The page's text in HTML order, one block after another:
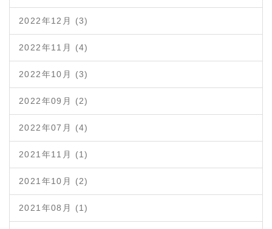
2022年12月 (3)
2022年11月 (4)
2022年10月 (3)
2022年09月 (2)
2022年07月 (4)
2021年11月 (1)
2021年10月 (2)
2021年08月 (1)